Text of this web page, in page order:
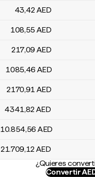
43,42AED
108,55 AED
217,09 AED
1085,46 AED
2170,91 AED
4341,82AED
10.854,56 AED
21.709,12AED
¿Quieres
Convertir